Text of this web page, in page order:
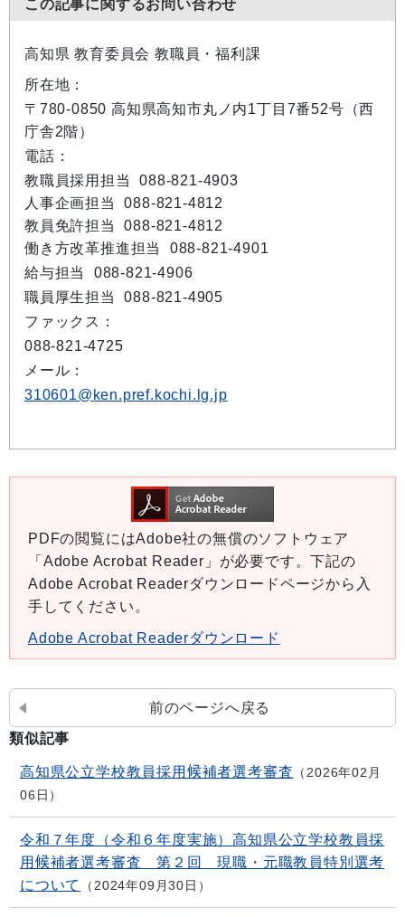
この記事に関するお問い合わせ
高知県 教育委員会 教職員・福利課
所在地：
〒780-0850 高知県高知市丸ノ内1丁目7番52号（西
庁舎2階）
電話：
教職員採用担当 088-821-4903
人事企画担当 088-821-4812
教員免許担当 088-821-4812
働き方改革推進担当 088-821-4901
給与担当 088-821-4906
職員厚生担当 088-821-4905
ファックス：
088-821-4725
メール：
310601@ken.pref.kochi.lg.jp
PDFの閲覧にはAdobe社の無償のソフトウェア
「Adobe Acrobat Reader」が必要です。下記の
Adobe Acrobat Readerダウンロードページから入
手してください。
Adobe Acrobat Readerダウンロード
前のページへ戻る
類似記事
高知県公立学校教員採用候補者選考審査
2026年02月
06日
令和７年度（令和６年度実施）高知県公立学校教員採
用候補者選考審査 第２回 現職・元職教員特別選考
について
2024年09月30日